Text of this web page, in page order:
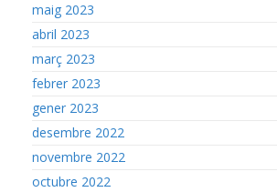
maig 2023
abril 2023
març 2023
febrer 2023
gener 2023
desembre 2022
novembre 2022
octubre 2022